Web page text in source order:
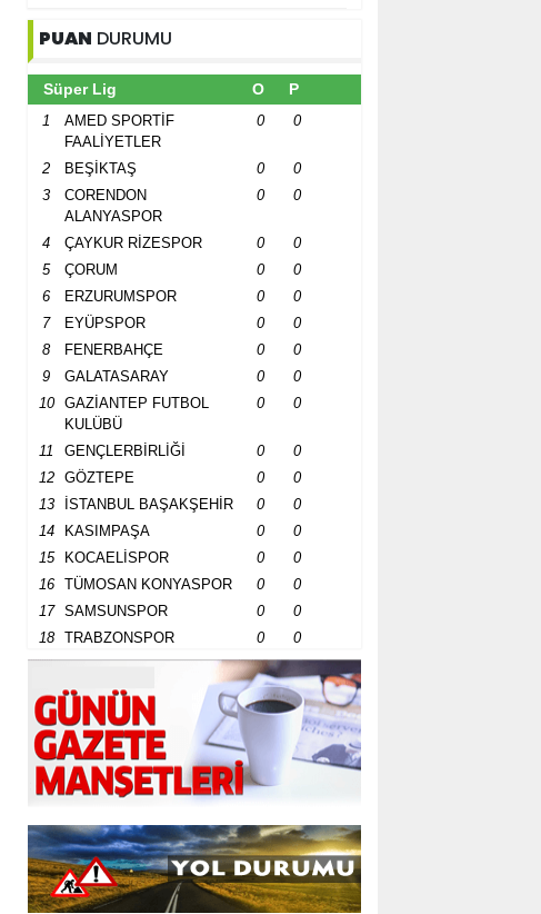
PUAN DURUMU
Süper Lig O P
1
AMED SPORTİF
FAALİYETLER
0 0
2 BEŞİKTAŞ 0
0
3
CORENDON
ALANYASPOR
0 0
4 ÇAYKUR RİZESPOR 0
0
5
ÇORUM 0
0
6
ERZURUMSPOR 0
0
7
EYÜPSPOR 0
0
8
FENERBAHÇE 0
0
9
GALATASARAY 0
0
10
GAZİANTEP FUTBOL
KULÜBÜ
0 0
11 GENÇLERBİRLİĞİ 0
0
12
GÖZTEPE 0
0
13
İSTANBUL BAŞAKŞEHİR 0
0
14
KASIMPAŞA 0
0
15
KOCAELİSPOR 0
0
16
TÜMOSAN KONYASPOR 0
0
17
SAMSUNSPOR 0
0
18
TRABZONSPOR 0 0